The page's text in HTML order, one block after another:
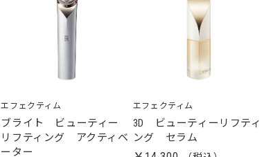
エフェクティム
ブライト ビューティー
リフティング アクティベ
ーター
エフェクティム
3D ビューティーリフティ
ング セラム